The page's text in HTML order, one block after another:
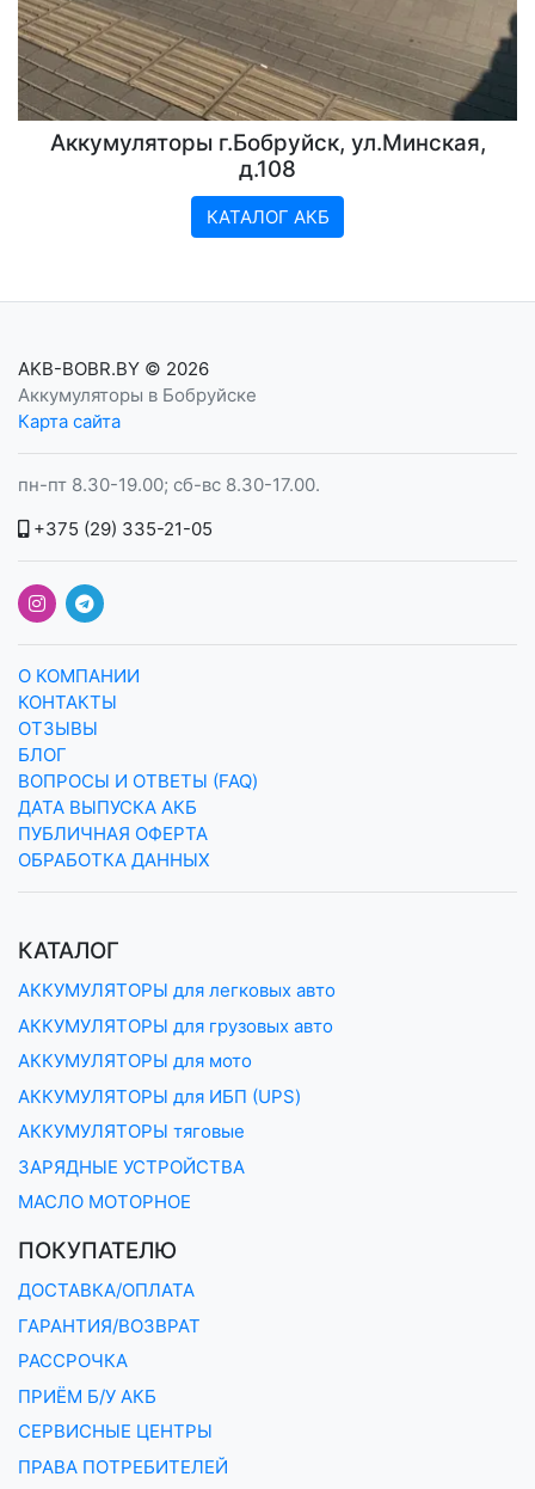
Аккумуляторы г.Бобруйск, ул.Минская,
д.108
КАТАЛОГ АКБ
AKB-BOBR.BY © 2026
Аккумуляторы в Бобруйске
Карта сайта
пн-пт 8.30-19.00; сб-вс 8.30-17.00.
+375 (29) 335-21-05
О КОМПАНИИ
КОНТАКТЫ
ОТЗЫВЫ
БЛОГ
ВОПРОСЫ И ОТВЕТЫ (FAQ)
ДАТА ВЫПУСКА АКБ
ПУБЛИЧНАЯ ОФЕРТА
ОБРАБОТКА ДАННЫХ
КАТАЛОГ
АККУМУЛЯТОРЫ для легковых авто
АККУМУЛЯТОРЫ для грузовых авто
АККУМУЛЯТОРЫ для мото
АККУМУЛЯТОРЫ для ИБП (UPS)
АККУМУЛЯТОРЫ тяговые
ЗАРЯДНЫЕ УСТРОЙСТВА
МАСЛО МОТОРНОЕ
ПОКУПАТЕЛЮ
ДОСТАВКА/ОПЛАТА
ГАРАНТИЯ/ВОЗВРАТ
РАССРОЧКА
ПРИЁМ Б/У АКБ
СЕРВИСНЫЕ ЦЕНТРЫ
ПРАВА ПОТРЕБИТЕЛЕЙ